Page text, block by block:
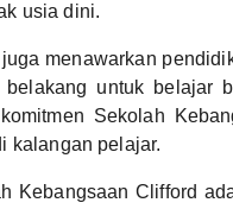
usia dini.
menawarkan
untuk belajar
Sekolah
kalangan pelajar.
Kebangsaan Clifford